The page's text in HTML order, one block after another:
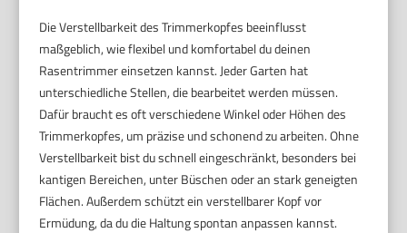
Die Verstellbarkeit des Trimmerkopfes beeinflusst
maßgeblich, wie flexibel und komfortabel du deinen
Rasentrimmer einsetzen kannst. Jeder Garten hat
unterschiedliche Stellen, die bearbeitet werden müssen.
Dafür braucht es oft verschiedene Winkel oder Höhen des
Trimmerkopfes, um präzise und schonend zu arbeiten. Ohne
Verstellbarkeit bist du schnell eingeschränkt, besonders bei
kantigen Bereichen, unter Büschen oder an stark geneigten
Flächen. Außerdem schützt ein verstellbarer Kopf vor
Ermüdung, da du die Haltung spontan anpassen kannst.